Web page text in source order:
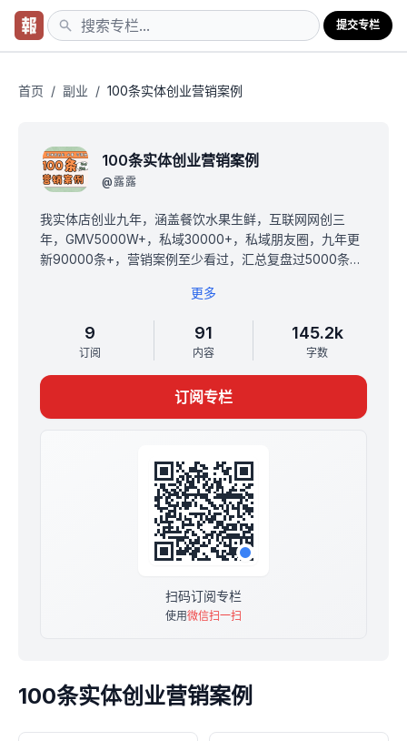
提交专栏
首页 / 副业 / 100条实体创业营销案例
100条实体创业营销案例
@ 露露
我实体店创业九年，涵盖餐饮水果生鲜，互联网网创三
年，GMV5000W+，私域30000+，私域朋友圈，九年更
新90000条+，营销案例至少看过，汇总复盘过5000条
我打算把我自己看过，筛选过，汇总过，复盘过记录过的
营销案例分享给大家，里面会涵盖，引流，获客，裂变，
私域，运营等核心理念，大家可以把它当做《实体店创业
营销指南》来看。
其实，实体创业说难也不难，虽然，会遇到很多引流获客
裂变的运营问题，但是，别担心，当你先看完这100条营销
案例，保你拍手叫绝。希望这100条创业营销案例能帮到瓶
如果暂时不能也没关系，添加我微信：LL80321，我还有
4900条，为你量身打造，总有一条适合你！
只要你能明白其中营销的逻辑，然后实操落地到自己的行
业，绝对逆风翻盘。感谢各位。
更多
9
订阅
91
内容
145.2k
字数
订阅专栏
扫码订阅专栏
使用微信扫一扫
100条实体创业营销案例